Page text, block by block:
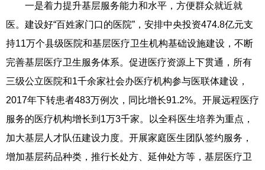
一是着力提升基层服务能力和水平，方便群众就近就
医。建设好“百姓家门口的医院”，安排中央投资474.8亿元支
持11万个县级医院和基层医疗卫生机构基础设施建设，不断
完善基层医疗卫生服务体系。促进医疗资源上下贯通，所有
三级公立医院和1千余家社会办医疗机构参与医联体建设，
2017年下转患者483万例次，同比增长91.2%。开展远程医疗
服务的医疗机构增长到1万3千家。以全科医生培养为重点，
加大基层人才队伍建设力度。开展家庭医生团队签约服务，
增加基层药品种类，推行长处方、延伸处方等，基层医疗卫